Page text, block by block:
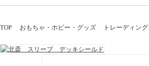
TOP おもちゃ・ホビー・グッズ トレーディン